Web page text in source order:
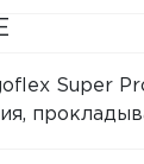
Super